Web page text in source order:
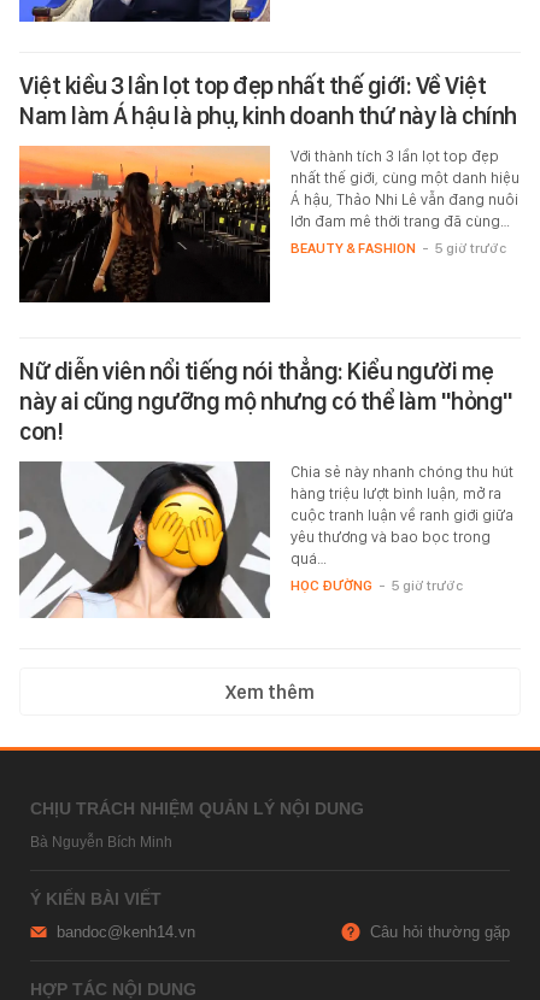
Việt kiều 3 lần lọt top đẹp nhất thế giới: Về Việt
Nam làm Á hậu là phụ, kinh doanh thứ này là chính
Với thành tích 3 lần lọt top đẹp
nhất thế giới, cùng một danh hiệu
Á hậu, Thảo Nhi Lê vẫn đang nuôi
lớn đam mê thời trang đã cùng…
BEAUTY & FASHION - 5 giờ trước
Nữ diễn viên nổi tiếng nói thẳng: Kiểu người mẹ
này ai cũng ngưỡng mộ nhưng có thể làm "hỏng"
con!
Chia sẻ này nhanh chóng thu hút
hàng triệu lượt bình luận, mở ra
cuộc tranh luận về ranh giới giữa
yêu thương và bao bọc trong
quá…
HỌC ĐƯỜNG - 5 giờ trước
Xem thêm
CHỊU TRÁCH NHIỆM QUẢN LÝ NỘI DUNG
Bà Nguyễn Bích Minh
Ý KIẾN BÀI VIẾT
bandoc@kenh14.vn Câu hỏi thường gặp
HỢP TÁC NỘI DUNG